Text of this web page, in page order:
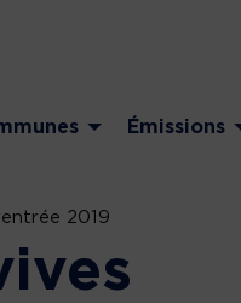
Émissions
2019